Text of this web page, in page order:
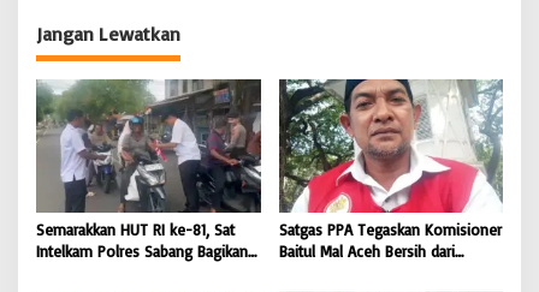
Jangan Lewatkan
Semarakkan HUT RI ke-81, Sat
Intelkam Polres Sabang Bagikan
Satgas PPA Tegaskan Komisioner
Baitul Mal Aceh Bersih dari